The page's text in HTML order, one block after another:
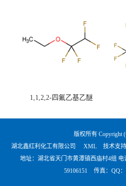
1,1,2,2-四氟乙基乙醚
版权所有 Copyright
湖北鑫红利化工有限公司
XML 技术支持
地址：湖北省天门市黄潭镇西庙村4组 电
59106151
传真：QQ